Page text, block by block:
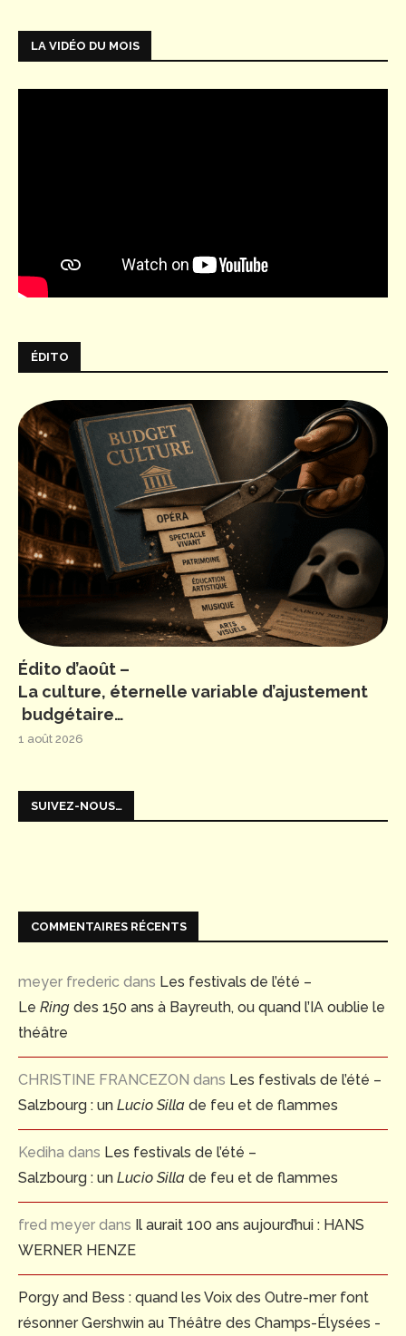
LA VIDÉO DU MOIS
ÉDITO
Édito d’août –
La culture, éternelle variable d’ajustement
budgétaire…
1 août 2026
SUIVEZ-NOUS…
COMMENTAIRES RÉCENTS
meyer frederic dans Les festivals de l’été –
Le Ring des 150 ans à Bayreuth, ou quand l’IA oublie le
théâtre
CHRISTINE FRANCEZON dans Les festivals de l’été –
Salzbourg : un Lucio Silla de feu et de flammes
Kediha dans Les festivals de l’été –
Salzbourg : un Lucio Silla de feu et de flammes
fred meyer dans Il aurait 100 ans aujourd’hui : HANS
WERNER HENZE
Porgy and Bess : quand les Voix des Outre-mer font
résonner Gershwin au Théâtre des Champs-Élysées -